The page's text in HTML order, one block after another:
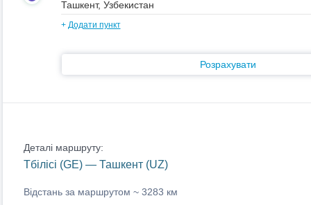
+ Додати пункт
Розрахувати
Деталі маршруту:
Тбілісі (GE) — Ташкент (UZ)
Відстань за маршрутом ~ 3283 км